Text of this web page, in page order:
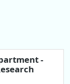
-